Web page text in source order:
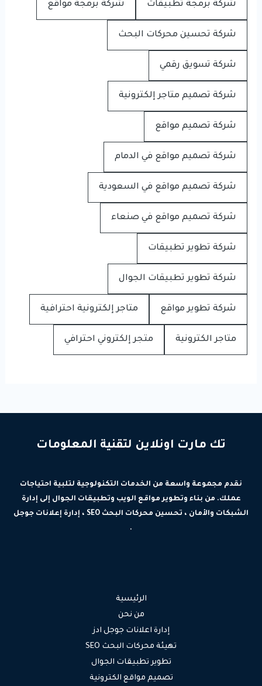
شركة برمجة تطبيقات شركة برمجة مواقع
شركة تحسين محركات البحث
شركة تسويق رقمي
شركة تصميم متاجر إلكترونية
شركة تصميم مواقع
شركة تصميم مواقع في الدمام
شركة تصميم مواقع في السعودية
شركة تصميم مواقع في صنعاء
شركة تطوير تطبيقات
شركة تطوير تطبيقات الجوال
شركة تطوير مواقع متاجر إلكترونية احترافية
متاجر الكترونية متجر إلكتروني احترافي
تك مارت اونلاين لتقنية المعلومات
نقدم مجموعة واسعة من الخدمات التكنولوجية لتلبية احتياجات
عملك. من بناء وتطوير مواقع الويب وتطبيقات الجوال إلى إدارة
الشبكات والأمان ، تحسين محركات البحث SEO ، إدارة إعلانات جوجل
.
الرئيسية
من نحن
إدارة اعلانات جوجل ادز
تهيئة محركات البحث SEO
تطوير تطبيقات الجوال
تصميم مواقع الكترونية